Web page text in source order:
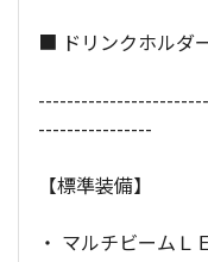
■ ドリンクホルダ
----------------
【標準装備】
・ マルチビームＬ